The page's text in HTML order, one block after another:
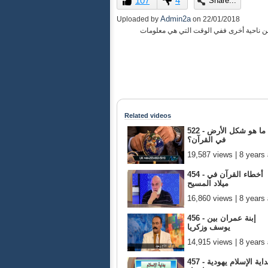
of
59
minutes,
Uploaded by Admin2a on 22/01/2018
ناحية أخرى ففي الوقت التي هي معلومات
Related videos
522 - ما هو شكل الأرض
في القرآن؟
19,587 views | 8 years
454 - أخطاء القرآن في
ميلاد المسيح
16,860 views | 8 years
456 - إبنة عمران بين
يوسف وزكريا
14,915 views | 8 years
457 - بداية الإسلام يهودية